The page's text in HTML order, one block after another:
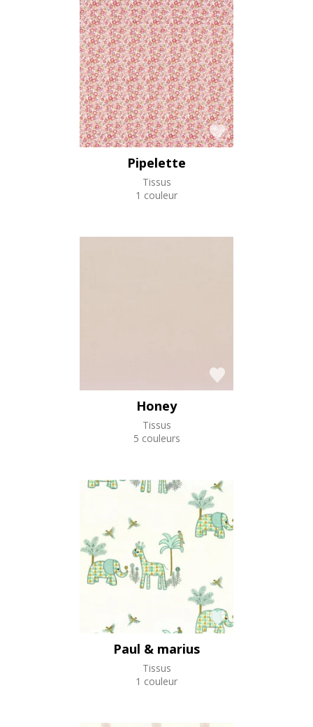
Pipelette
Tissus
1 couleur
Honey
Tissus
5 couleurs
Paul & marius
Tissus
1 couleur